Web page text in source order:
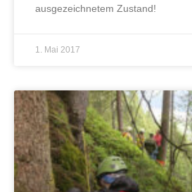
ausgezeichnetem Zustand!
1. Mai 2017